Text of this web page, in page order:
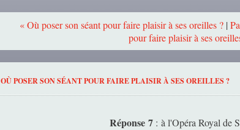
« Où poser son séant pour faire plaisir à ses oreilles ? |
pour faire plaisir à ses
OÙ POSER SON SÉANT POUR FAIRE PLAISIR À SES OREILLES ?
Réponse 7: à l'Opéra Royal de